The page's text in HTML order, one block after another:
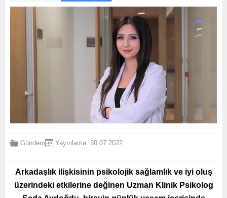
Gündem Yayınlama: 30.07.2022
Arkadaşlık ilişkisinin psikolojik sağlamlık ve iyi oluş
üzerindeki etkilerine değinen Uzman Klinik Psikolog